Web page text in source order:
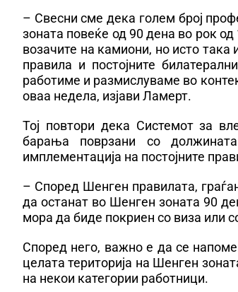
– Свесни сме дека голем број
зоната повеќе од 90 дена во рок
возачите на камиони, но исто така
правила и постојните
работиме и размислуваме во
оваа недела, изјави Ламерт.
Тој повтори дека Системот за
барања поврзани со
имплементација на постојните
– Според Шенген правилата,
да останат во Шенген зоната 90
мора да биде покриен со виза или
Според него, важно е да се
целата територија на Шенген
на некои категории работници.